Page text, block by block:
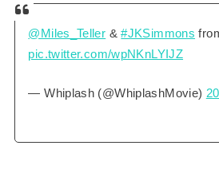
@Miles_Teller &#JKSimmons
pic.twitter.com/wpNKnLYIJZ
— Whiplash (@WhiplashMovie)